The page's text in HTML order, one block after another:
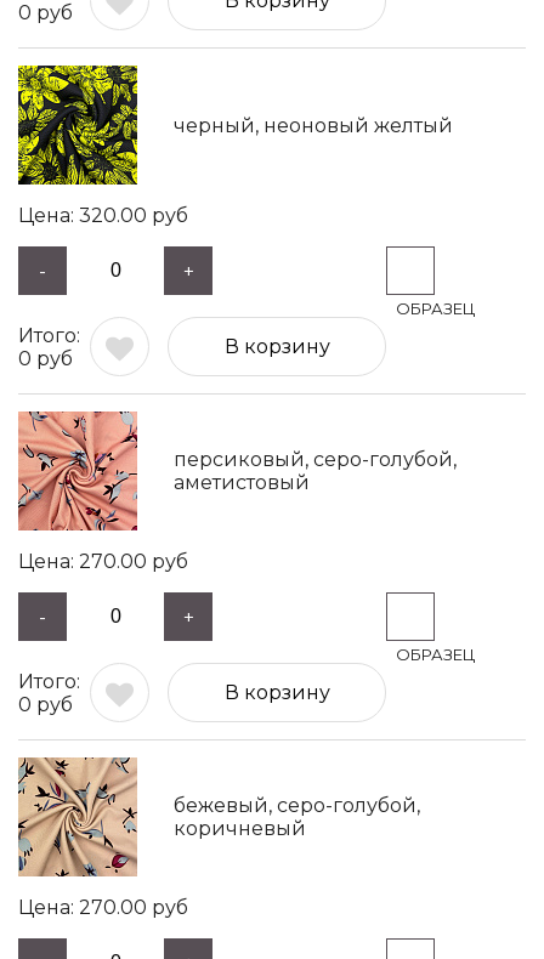
0 руб
черный, неоновый желтый
320.00 руб
- +
0 руб
В корзину
персиковый, серо-голубой,
аметистовый
270.00 руб
- +
0 руб
В корзину
бежевый, серо-голубой,
коричневый
270.00 руб